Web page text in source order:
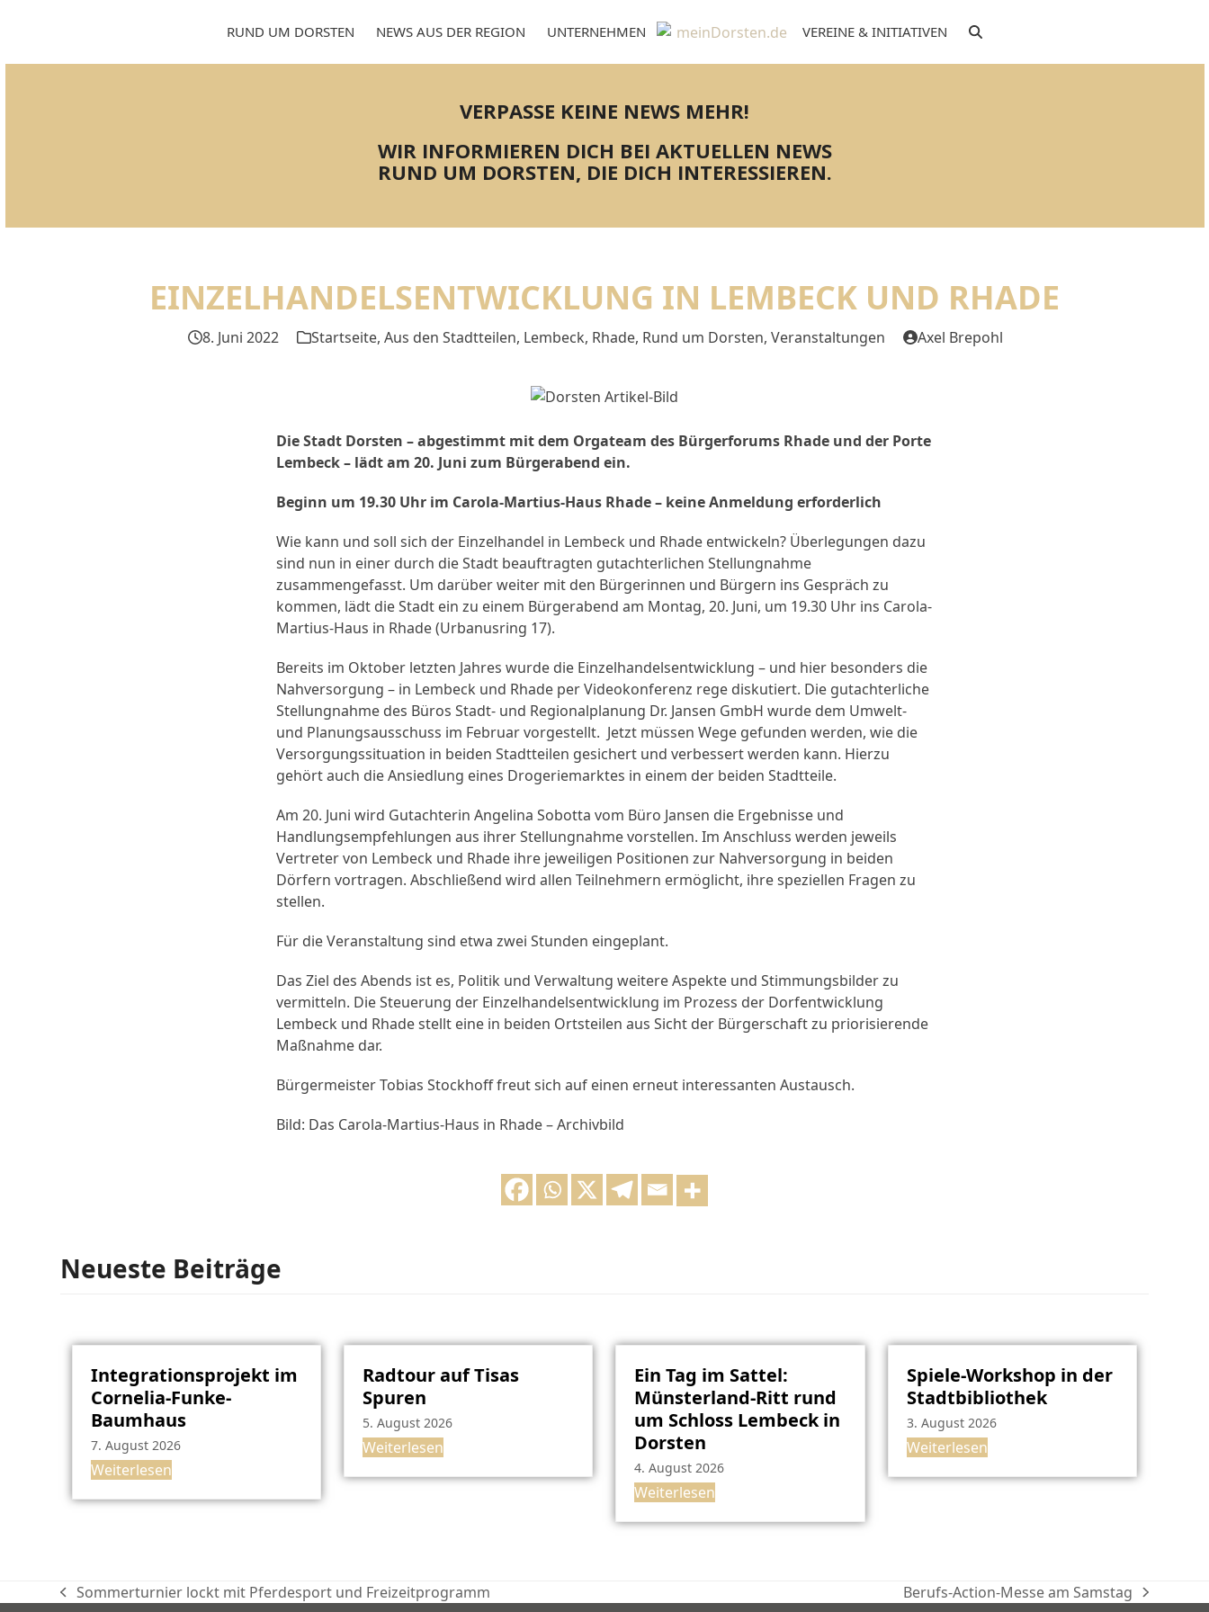
RUND UM DORSTEN NEWS AUS DER REGION UNTERNEHMEN VEREINE & INITIATIVEN
VERPASSE KEINE NEWS MEHR!
WIR INFORMIEREN DICH BEI AKTUELLEN NEWS
RUND UM DORSTEN, DIE DICH INTERESSIEREN.
EINZELHANDELSENTWICKLUNG IN LEMBECK UND RHADE
8. Juni 2022 Startseite, Aus den Stadtteilen, Lembeck, Rhade, Rund um Dorsten, Veranstaltungen Axel Brepohl
Die Stadt Dorsten – abgestimmt mit dem Orgateam des Bürgerforums Rhade und der Porte
Lembeck – lädt am 20. Juni zum Bürgerabend ein.
Beginn um 19.30 Uhr im Carola-Martius-Haus Rhade – keine Anmeldung erforderlich
Wie kann und soll sich der Einzelhandel in Lembeck und Rhade entwickeln? Überlegungen dazu
sind nun in einer durch die Stadt beauftragten gutachterlichen Stellungnahme
zusammengefasst. Um darüber weiter mit den Bürgerinnen und Bürgern ins Gespräch zu
kommen, lädt die Stadt ein zu einem Bürgerabend am Montag, 20. Juni, um 19.30 Uhr ins Carola-
Martius-Haus in Rhade (Urbanusring 17).
Bereits im Oktober letzten Jahres wurde die Einzelhandelsentwicklung – und hier besonders die
Nahversorgung – in Lembeck und Rhade per Videokonferenz rege diskutiert. Die gutachterliche
Stellungnahme des Büros Stadt- und Regionalplanung Dr. Jansen GmbH wurde dem Umwelt-
und Planungsausschuss im Februar vorgestellt. Jetzt müssen Wege gefunden werden, wie die
Versorgungssituation in beiden Stadtteilen gesichert und verbessert werden kann. Hierzu
gehört auch die Ansiedlung eines Drogeriemarktes in einem der beiden Stadtteile.
Am 20. Juni wird Gutachterin Angelina Sobotta vom Büro Jansen die Ergebnisse und
Handlungsempfehlungen aus ihrer Stellungnahme vorstellen. Im Anschluss werden jeweils
Vertreter von Lembeck und Rhade ihre jeweiligen Positionen zur Nahversorgung in beiden
Dörfern vortragen. Abschließend wird allen Teilnehmern ermöglicht, ihre speziellen Fragen zu
stellen.
Für die Veranstaltung sind etwa zwei Stunden eingeplant.
Das Ziel des Abends ist es, Politik und Verwaltung weitere Aspekte und Stimmungsbilder zu
vermitteln. Die Steuerung der Einzelhandelsentwicklung im Prozess der Dorfentwicklung
Lembeck und Rhade stellt eine in beiden Ortsteilen aus Sicht der Bürgerschaft zu priorisierende
Maßnahme dar.
Bürgermeister Tobias Stockhoff freut sich auf einen erneut interessanten Austausch.
Bild: Das Carola-Martius-Haus in Rhade – Archivbild
Neueste Beiträge
Integrationsprojekt im
Cornelia-Funke-
Baumhaus
7. August 2026
Weiterlesen
Radtour auf Tisas
Spuren
5. August 2026
Weiterlesen
Ein Tag im Sattel:
Münsterland-Ritt rund
um Schloss Lembeck in
Dorsten
4. August 2026
Weiterlesen
Spiele-Workshop in der
Stadtbibliothek
3. August 2026
Weiterlesen
vorheriger
Sommerturnier lockt mit Pferdesport und Freizeitprogramm Nächster
Berufs-Action-Messe am Samstag